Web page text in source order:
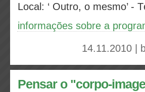
Local: ‘ Outro, o mesmo’ -
informações sobre a
14.11.2010 |
Pensar o "corpo-